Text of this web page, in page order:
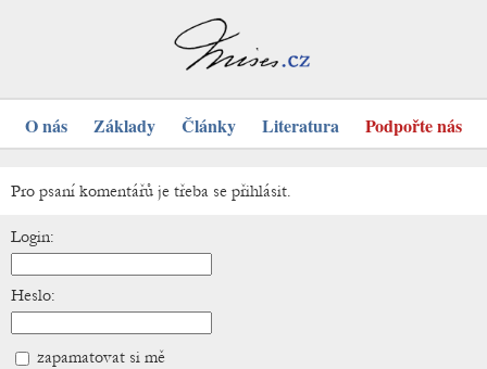
O nás Základy Články Literatura Podpořte nás
Pro psaní komentářů je třeba se přihlásit.
Login:
Heslo:
zapamatovat si mě